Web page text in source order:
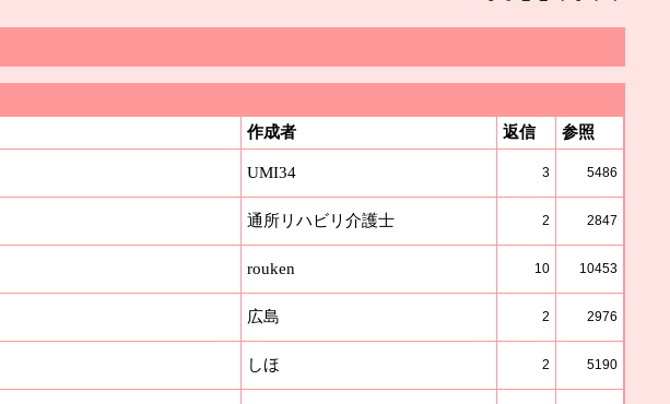
作成者 返信
参照
UMI34 3 5486
通所リハビリ介護士 2 2847
rouken 10 10453
広島 2 2976
しほ 2 5190